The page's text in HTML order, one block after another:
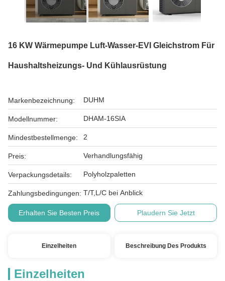
16 KW Wärmepumpe Luft-Wasser-EVI Gleichstrom Für
Haushaltsheizungs- Und Kühlausrüstung
Markenbezeichnung: DUHM
Modellnummer: DHAM-16SIA
Mindestbestellmenge: 2
Preis: Verhandlungsfähig
Verpackungsdetails: Polyholzpaletten
Zahlungsbedingungen: T/T,L/C bei Anblick
Erhalten Sie Besten Preis Plaudern Sie Jetzt
Einzelheiten Beschreibung Des Produkts
Einzelheiten